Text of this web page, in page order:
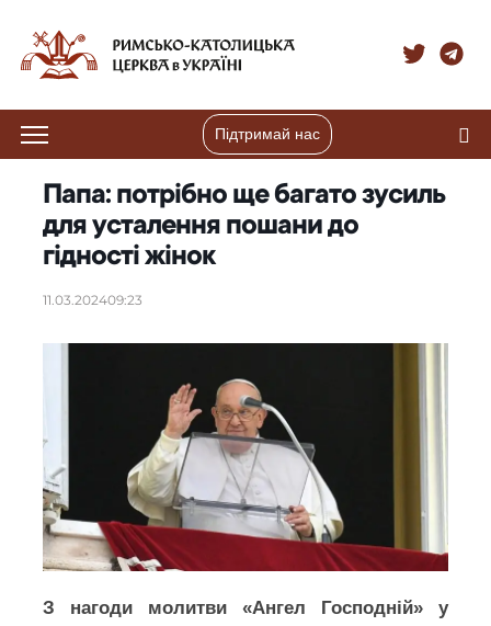
Підтримай нас
Папа: потрібно ще багато зусиль
для усталення пошани до
гідності жінок
11.03.202409:23
З нагоди молитви «Ангел Господній» у